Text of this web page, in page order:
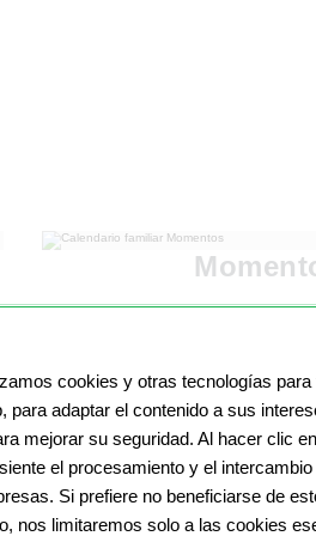
cookies y otras tecnologías
para adaptar el contenido a sus
mejorar su seguridad. Al hacer clic
el procesamiento y el
Si prefiere no beneficiarse de
nos limitaremos solo a las cookies